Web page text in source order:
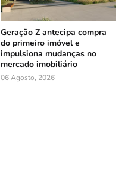
Geração Z antecipa compra
do primeiro imóvel e
impulsiona mudanças no
mercado imobiliário
06 Agosto, 2026